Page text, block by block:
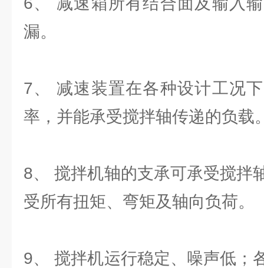
漏。
7、 减速装置在各种设计工况
率，并能承受搅拌轴传递的负载
8、 搅拌机轴的支承可承受搅拌
受所有扭矩、弯矩及轴向负荷。
9、 搅拌机运行稳定、噪声低；